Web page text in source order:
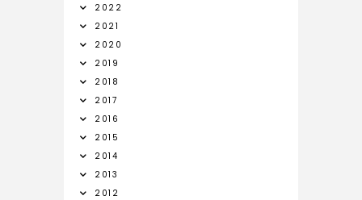
2022
2021
2020
2019
2018
2017
2016
2015
2014
2013
2012